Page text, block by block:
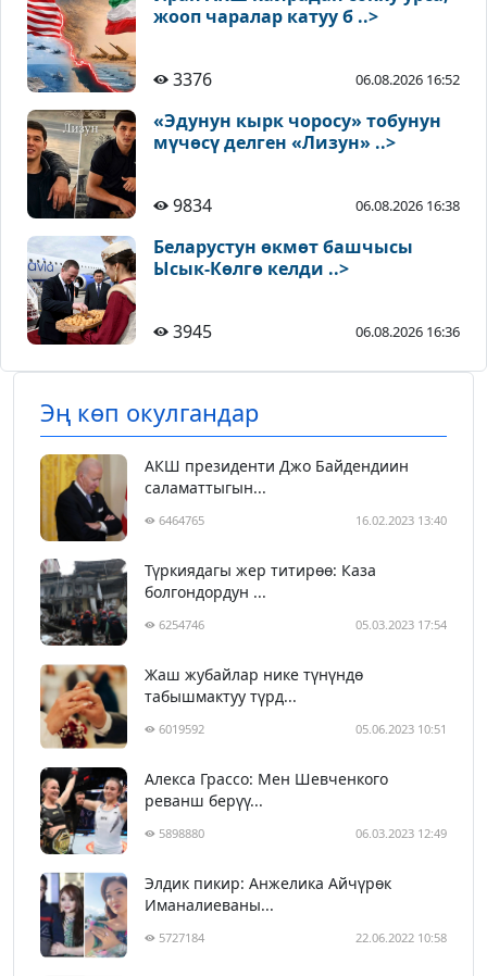
жооп чаралар катуу б ..>
3376 06.08.2026 16:52
«Эдунун кырк чоросу» тобунун
мүчөсү делген «Лизун» ..>
9834 06.08.2026 16:38
Беларустун өкмөт башчысы
Ысык-Көлгө келди ..>
3945 06.08.2026 16:36
Эң көп окулгандар
АКШ президенти Джо Байдендиин
саламаттыгын...
6464765 16.02.2023 13:40
Түркиядагы жер титирөө: Каза
болгондордун ...
6254746 05.03.2023 17:54
Жаш жубайлар нике түнүндө
табышмактуу түрд...
6019592 05.06.2023 10:51
Алекса Грассо: Мен Шевченкого
реванш берүү...
5898880 06.03.2023 12:49
Элдик пикир: Анжелика Айчүрөк
Иманалиеваны...
5727184 22.06.2022 10:58